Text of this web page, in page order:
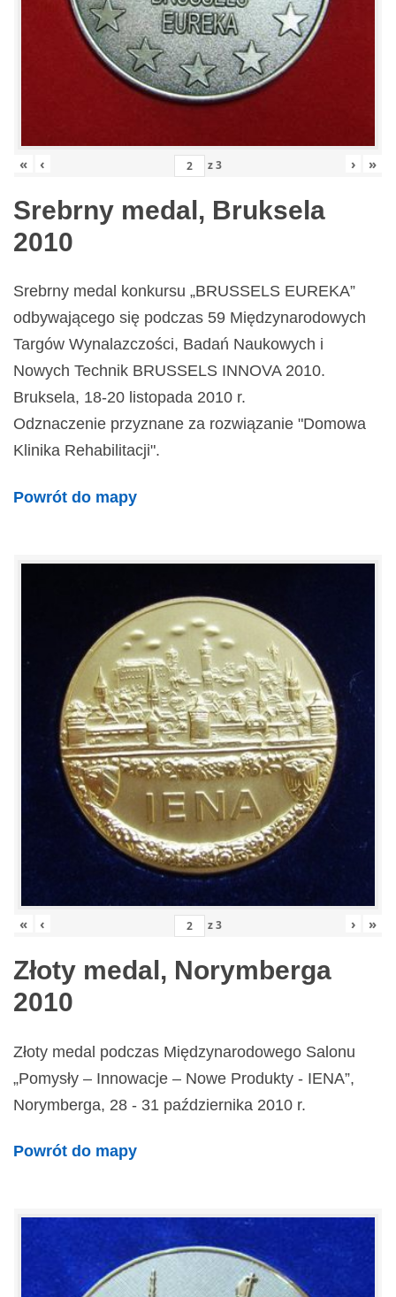
« ‹ z3 › »
Srebrny medal, Bruksela
2010
Srebrny medal konkursu „BRUSSELS EUREKA”
odbywającego się podczas 59 Międzynarodowych
Targów Wynalazczości, Badań Naukowych i
Nowych Technik BRUSSELS INNOVA 2010.
Bruksela, 18-20 listopada 2010 r.
Odznaczenie przyznane za rozwiązanie "Domowa
Klinika Rehabilitacji".
Powrót do mapy
« ‹ z3 › »
Złoty medal, Norymberga
2010
Złoty medal podczas Międzynarodowego Salonu
„Pomysły – Innowacje – Nowe Produkty - IENA”,
Norymberga, 28 - 31 października 2010 r.
Powrót do mapy